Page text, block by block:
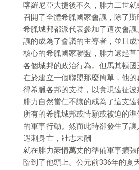
喀羅尼亞大捷後不久，腓力二世
召開了全體希臘國家會議，除了
希臘城邦都派代表參加了這次會
議的成為了會議的主導者，並且
核心的希臘國家聯盟，腓力還起
各個城邦的政治行為。但馬其頓
在於建立一個聯盟那麼簡單，他
得希臘各邦的支持，以實現遠征
腓力自然當仁不讓的成為了這支
所有的希臘城邦或情願或被迫的
的軍事行動。然而此時卻發生了
遇刺身亡，壯志未酬
就在腓力豪情萬丈的準備軍事擴
臨到了他頭上。公元前336年的夏